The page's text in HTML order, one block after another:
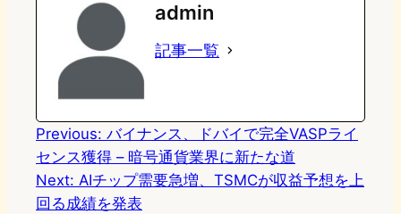
o
d
n
s
k
k
admin
記事一覧
Previous: バイナンス、ドバイで完全VASPライ
センス獲得 – 暗号通貨業界に新たな道
Next: AIチップ需要急増、TSMCが収益予想を上
回る成績を発表